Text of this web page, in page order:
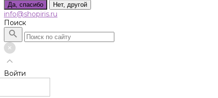
Да, спасибо Нет, другой
info@shopiris.ru
Поиск
Войти